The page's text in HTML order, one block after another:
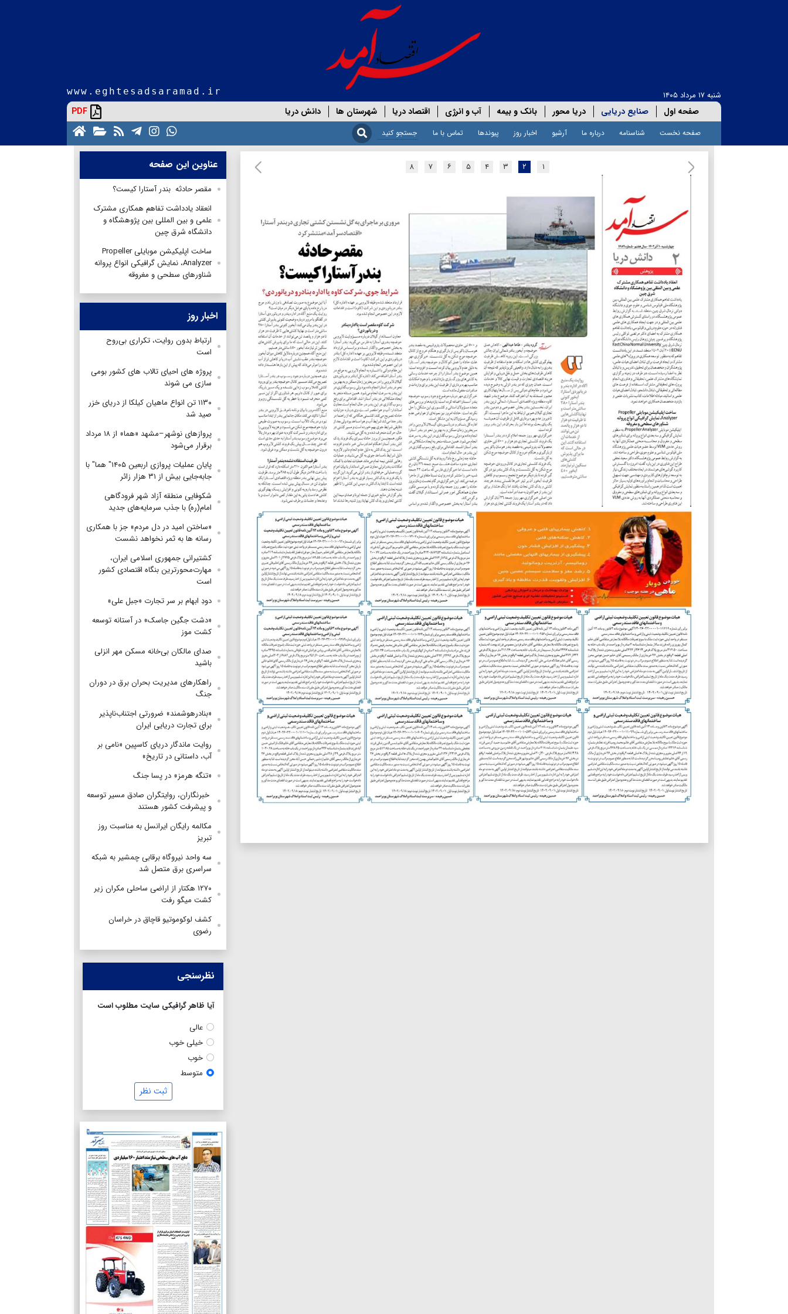
شنبه ۱۷ مرداد ۱۴۰۵ www.eghtesadsaramad.ir
صفحه اول صنایع دریایی دریا محور بانک و بیمه آب و انرژی اقتصاد دریا شهرستان ها دانش دریا PDF
صفحه نخست شناسنامه درباره ما آرشیو اخبار روز پیوندها تماس با ما
۱ ۲ ۳ ۴ ۵ ۶ ۷ ۸ عناوین این صفحه
مقصر حادثه بندر آستارا کیست؟
انعقاد یادداشت تفاهم همکاری مشترک
علمی و بین المللی بین پژوهشگاه و
دانشگاه شرق چین
ساخت اپلیکیشن موبایلی Propeller
Analyzer، نمایش گرافیکی انواع پروانه
شناورهای سطحی و مغروقه
اخبار روز
ارتباط بدون روایت، تکراری بی‌روح
است
پروژه های احیای تالاب های کشور بومی
سازی می شوند
۱۱۳۰ تن انواع ماهیان کیلکا از دریای خزر
صید شد
پروازهای نوشهر–مشهد «هما» از ۱۸ مرداد
برقرار می‌شود
پایان عملیات پروازی اربعین ۱۴۰۵" هما" با
جابه‌جایی بیش از ۳۱ هزار زائر
شکوفایی منطقه آزاد شهر فرودگاهی
امام(ره) با جذب سرمایه‌های جدید
«ساختن امید در دل مردم» جز با همکاری
رسانه ها به ثمر نخواهد نشست
کشتیرانی جمهوری اسلامی ایران،
مهارت‌محورترین بنگاه اقتصادی کشور
است
دودِ ابهام بر سر تجارت «جبل علی»
«دشت جگین جاسک» در آستانه توسعه
کشت موز
صدای مالکان بی‌خانه مسکن مهر انزلی
باشید
راهکارهای مدیریت بحران برق در دوران
جنگ
«بنادرهوشمند» ضرورتی اجتناب‌ناپذیر
برای تجارت دریایی ایران
روایت ماندگار دریای کاسپین «نامی بر
آب، داستانی در تاریخ»
«تنگه هرمز» در پسا جنگ
‌ خبرنگاران، روایتگران صادق مسیر توسعه
و پیشرفت کشور هستند
مکالمه رایگان ایرانسل به مناسبت روز
تبریز
سه واحد نیروگاه برقابی چمشیر به شبکه
سراسری برق متصل شد
۱۲۷۰ هکتار از اراضی ساحلی مکران زیر
کشت میگو رفت
کشف لوکوموتیو قاچاق در خراسان
رضوی
نظرسنجی
آیا ظاهر گرافیکی سایت مطلوب است
عالی
خیلی خوب
خوب
متوسط
ثبت نظر